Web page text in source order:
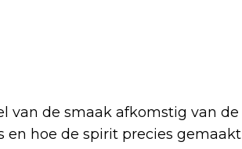
van de smaak afkomstig van de
hoe de spirit precies gemaakt